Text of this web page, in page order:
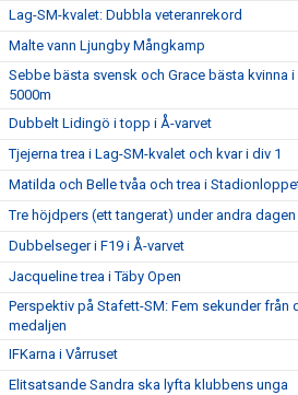
Lag-SM-kvalet: Dubbla veteranrekord
Malte vann Ljungby Mångkamp
Sebbe bästa svensk och Grace bästa kvinna i
5000m
Dubbelt Lidingö i topp i Å-varvet
Tjejerna trea i Lag-SM-kvalet och kvar i div 1
Matilda och Belle tvåa och trea i
Tre höjdpers (ett tangerat) under andra dagen
Dubbelseger i F19 i Å-varvet
Jacqueline trea i Täby Open
Perspektiv på Stafett-SM: Fem sekunder från
medaljen
IFKarna i Vårruset
Elitsatsande Sandra ska lyfta klubbens unga